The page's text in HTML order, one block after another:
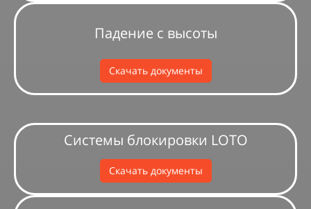
Падение с высоты
Скачать документы
Системы блокировки LOTO
Скачать документы